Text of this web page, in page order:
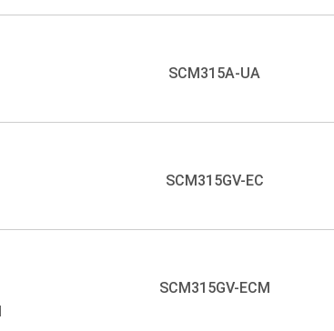
SCM315A-UA
SCM315GV-EC
SCM315GV-ECM